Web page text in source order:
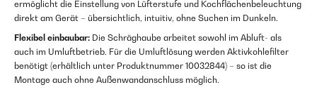
ermöglicht die Einstellung von Lüfterstufe und Kochflächenbeleuchtung
direkt am Gerät – übersichtlich, intuitiv, ohne Suchen im Dunkeln.
Flexibel einbaubar: Die Schräghaube arbeitet sowohl im Abluft- als
auch im Umluftbetrieb. Für die Umluftlösung werden Aktivkohlefilter
benötigt (erhältlich unter Produktnummer 10032844) – so ist die
Montage auch ohne Außenwandanschluss möglich.